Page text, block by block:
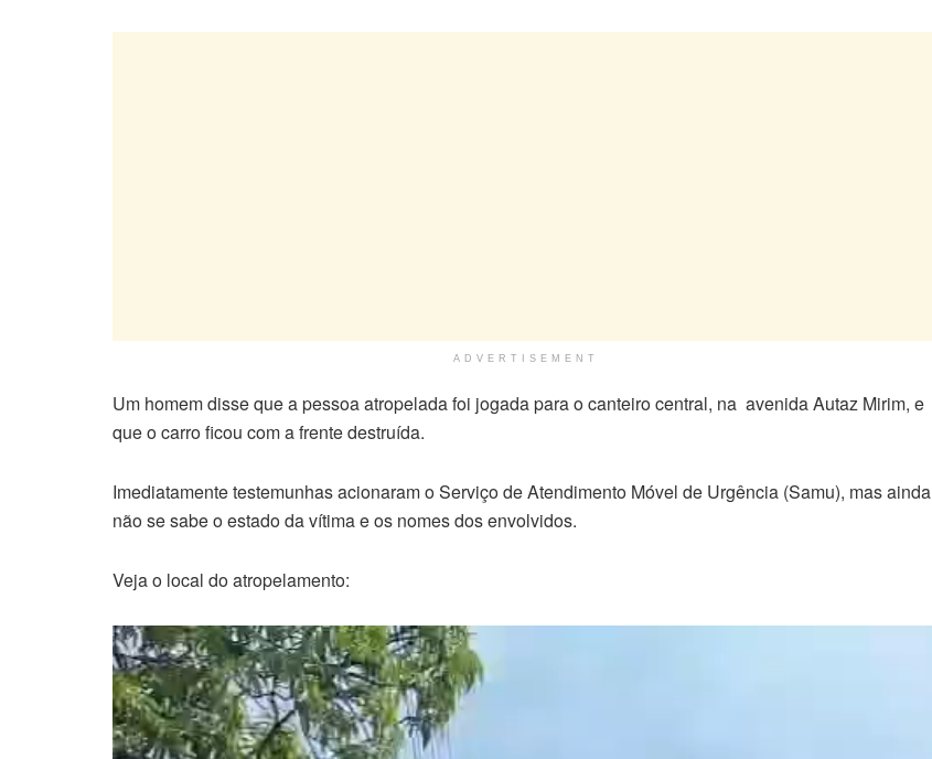
ADVERTISEMENT
Um homem disse que a pessoa atropelada foi jogada para o canteiro central, na avenida Autaz Mirim, e
que o carro ficou com a frente destruída.
Imediatamente testemunhas acionaram o Serviço de Atendimento Móvel de Urgência (Samu), mas ainda
não se sabe o estado da vítima e os nomes dos envolvidos.
Veja o local do atropelamento:
Tocador
de
vídeo